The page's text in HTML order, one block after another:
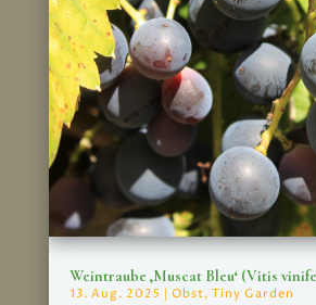
Weintraube ‚Muscat Bleu‘ (Vitis
13. Aug. 2025 | Obst, Tiny Garden